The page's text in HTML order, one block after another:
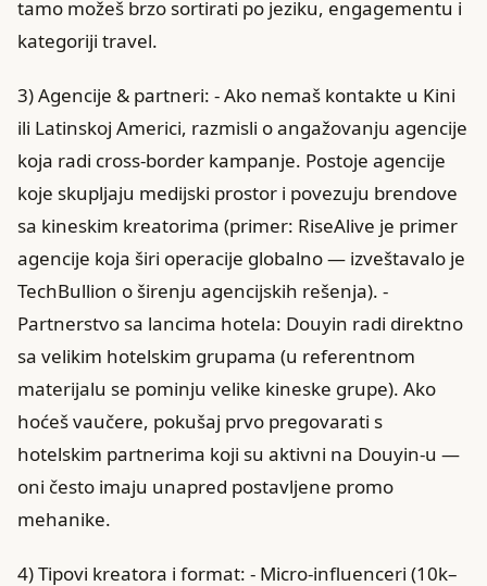
tamo možeš brzo sortirati po jeziku, engagementu i
kategoriji travel.
3) Agencije & partneri: - Ako nemaš kontakte u Kini
ili Latinskoj Americi, razmisli o angažovanju agencije
koja radi cross-border kampanje. Postoje agencije
koje skupljaju medijski prostor i povezuju brendove
sa kineskim kreatorima (primer: RiseAlive je primer
agencije koja širi operacije globalno — izveštavalo je
TechBullion o širenju agencijskih rešenja). -
Partnerstvo sa lancima hotela: Douyin radi direktno
sa velikim hotelskim grupama (u referentnom
materijalu se pominju velike kineske grupe). Ako
hoćeš vaučere, pokušaj prvo pregovarati s
hotelskim partnerima koji su aktivni na Douyin-u —
oni često imaju unapred postavljene promo
mehanike.
4) Tipovi kreatora i format: - Micro-influenceri (10k–